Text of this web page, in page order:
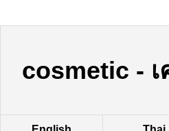
cosmetic -